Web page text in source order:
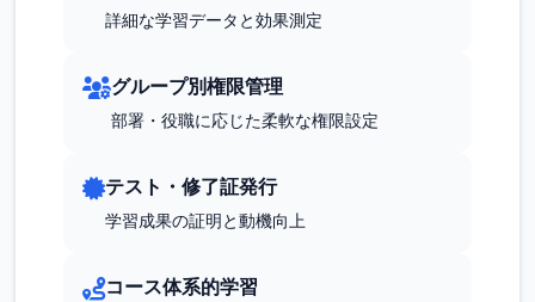
詳細な学習データと効果測定
グループ別権限管理
部署・役職に応じた柔軟な権限設定
テスト・修了証発行
学習成果の証明と動機向上
コース体系的学習